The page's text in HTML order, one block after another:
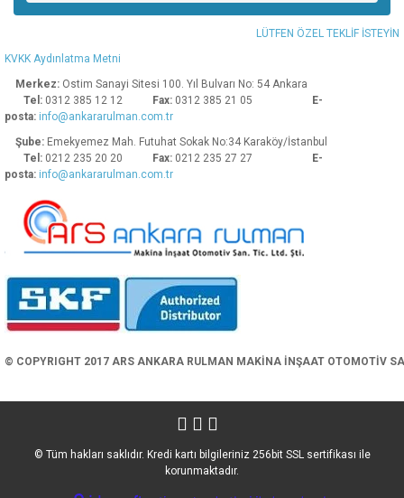
Ürün bilgilerinde hatalar bulunuyor.
Ürün fiyatı diğer sitelerden daha pahalı.
Bu ürüne benzer farklı alternatifler olmalı.
LÜTFEN ÖZEL TEKLİF İSTEYİN
KVKK Aydınlatma Metni
Merkez: Ostim Sanayi Sitesi 100. Yıl Bulvarı No: 54 Ankara
Tel: 0312 385 12 12 Fax: 0312 385 21 05
E-
posta: info@ankararulman.com.tr
Şube: Emekyemez Mah. Futuhat Sokak No:34 Karaköy/İstanbul
Tel: 0212 235 20 20 Fax: 0212 235 27 27
E-
posta: info@ankararulman.com.tr
© COPYRIGHT 2017 ARS ANKARA RULMAN MAKİNA İNŞAAT OTOMOTİV
© Tüm hakları saklıdır. Kredi kartı bilgileriniz 256bit SSL sertifikası ile
korunmaktadır.